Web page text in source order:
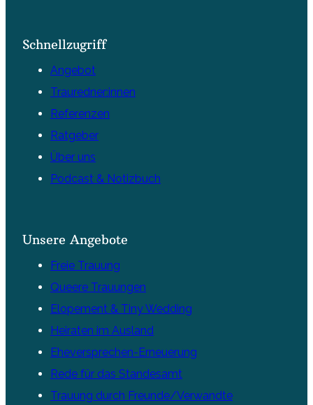
Schnellzugriff
Angebot
Trauredner:innen
Referenzen
Ratgeber
Über uns
Podcast & Notizbuch
Unsere Angebote
Freie Trauung
Queere Trauungen
Elopement & Tiny Wedding
Heiraten im Ausland
Eheversprechen-Erneuerung
Rede für das Standesamt
Trauung durch Freunde/Verwandte